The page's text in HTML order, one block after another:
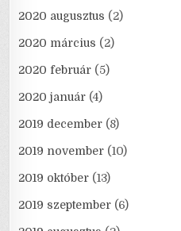
2020 augusztus (2)
2020 március (2)
2020 február (5)
2020 január (4)
2019 december (8)
2019 november (10)
2019 október (13)
2019 szeptember (6)